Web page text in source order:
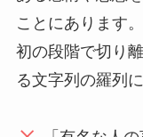
ことにあります
初の段階で切り
る文字列の羅列